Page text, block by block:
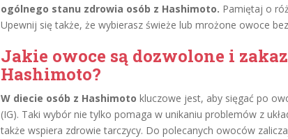
ogólnego stanu zdrowia osób z Hashimoto. Pamiętaj o
Upewnij się także, że wybierasz świeże lub mrożone owoce
Jakie owoce są dozwolone i
Hashimoto?
W diecie osób z Hashimoto kluczowe jest, aby sięgać po
(IG). Taki wybór nie tylko pomaga w unikaniu problemów z
także wspiera zdrowie tarczycy. Do polecanych owoców